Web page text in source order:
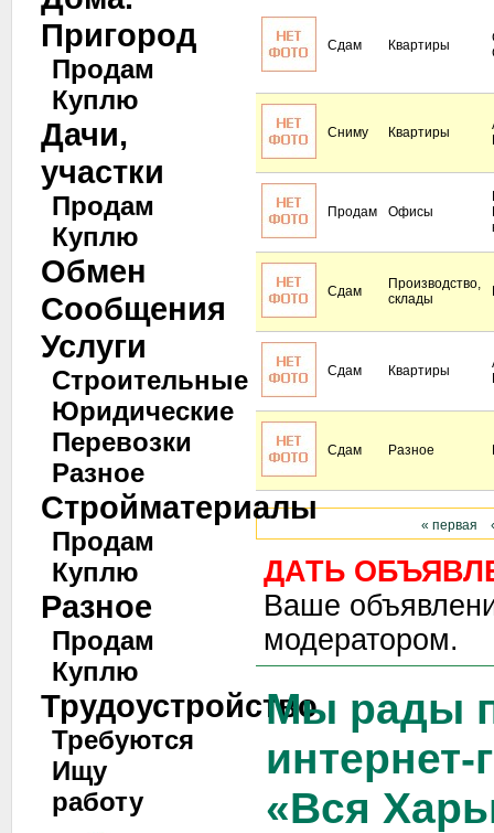
Пригород
Продам
Куплю
Дачи,
участки
Продам
Куплю
Обмен
Сообщения
Услуги
Строительные
Юридические
Перевозки
Разное
Стройматериалы
Продам
Куплю
Разное
Продам
Куплю
Трудоустройство
Требуются
Ищу
работу
Сдам Квартиры
Сниму Квартиры
Продам Офисы
Сдам
Производство,
склады
Сдам Квартиры
Сдам Разное
« первая
ДАТЬ
Ваше
модератором.
Мы рады
интернет-
«Вся